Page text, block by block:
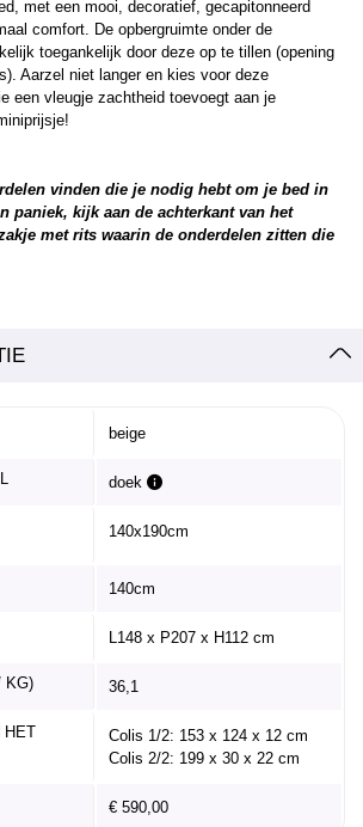
met een mooi, decoratief, gecapitonneerd
comfort. De opbergruimte onder de
toegankelijk door deze op te tillen (opening
Aarzel niet langer en kies voor deze
een vleugje zachtheid toevoegt aan je
vinden die je nodig hebt om je bed in
paniek, kijk aan de achterkant van het
met rits waarin de onderdelen zitten die
beige
doek
140x190cm
140cm
L148 x P207 x H112 cm
KG) 36,1
HET
Colis 1/2: 153 x 124 x 12 cm
Colis 2/2: 199 x 30 x 22 cm
€ 590,00